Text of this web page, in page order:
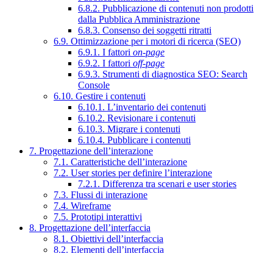
6.8.2. Pubblicazione di contenuti non prodotti
dalla Pubblica Amministrazione
6.8.3. Consenso dei soggetti ritratti
6.9. Ottimizzazione per i motori di ricerca (SEO)
6.9.1. I fattori on-page
6.9.2. I fattori off-page
6.9.3. Strumenti di diagnostica SEO: Search
Console
6.10. Gestire i contenuti
6.10.1. L’inventario dei contenuti
6.10.2. Revisionare i contenuti
6.10.3. Migrare i contenuti
6.10.4. Pubblicare i contenuti
7. Progettazione dell’interazione
7.1. Caratteristiche dell’interazione
7.2. User stories per definire l’interazione
7.2.1. Differenza tra scenari e user stories
7.3. Flussi di interazione
7.4. Wireframe
7.5. Prototipi interattivi
8. Progettazione dell’interfaccia
8.1. Obiettivi dell’interfaccia
8.2. Elementi dell’interfaccia